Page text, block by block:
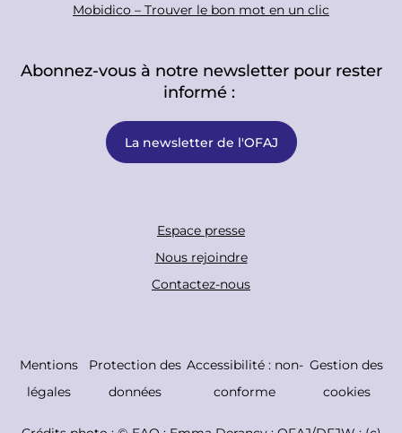
Mobidico – Trouver le bon mot en un clic
Abonnez-vous à notre newsletter pour rester
informé :
La newsletter de l'OFAJ
r
B
Espace presse
Nous rejoindre
Contactez-nous
C
Mentions
légales
Protection des
données
Accessibilité : non-
conforme
Gestion des
cookies